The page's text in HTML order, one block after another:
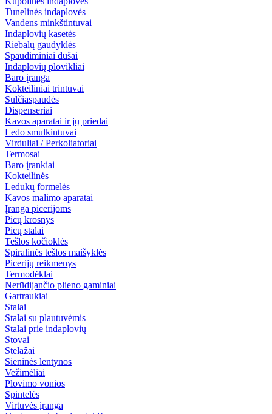
Tunelinės indaplovės
Vandens minkštintuvai
Indaplovių kasetės
Riebalų gaudyklės
Spaudiminiai dušai
Indaplovių plovikliai
Baro įranga
Kokteiliniai trintuvai
Sulčiaspaudės
Dispenseriai
Kavos aparatai ir jų priedai
Ledo smulkintuvai
Virduliai / Perkoliatoriai
Termosai
Baro įrankiai
Kokteilinės
Ledukų formelės
Kavos malimo aparatai
Įranga picerijoms
Picų krosnys
Picų stalai
Tešlos kočioklės
Spiralinės tešlos maišyklės
Picerijų reikmenys
Termodėklai
Nerūdijančio plieno gaminiai
Gartraukiai
Stalai
Stalai su plautuvėmis
Stalai prie indaplovių
Stovai
Stelažai
Sieninės lentynos
Vežimėliai
Plovimo vonios
Spintelės
Virtuvės įranga